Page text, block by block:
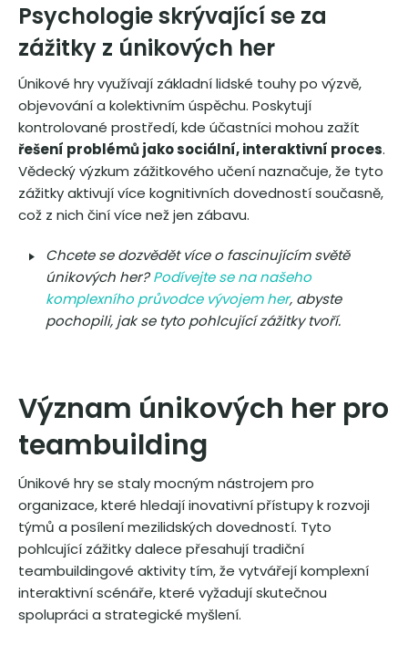
Psychologie skrývající se za
zážitky z únikových her
Únikové hry využívají základní lidské touhy po výzvě,
objevování a kolektivním úspěchu. Poskytují
kontrolované prostředí, kde účastníci mohou zažít
řešení problémů jako sociální, interaktivní proces.
Vědecký výzkum zážitkového učení naznačuje, že tyto
zážitky aktivují více kognitivních dovedností současně,
což z nich činí více než jen zábavu.
Chcete se dozvědět více o fascinujícím světě
únikových her?Podívejte se na našeho
komplexního průvodce vývojem her, abyste
pochopili, jak se tyto pohlcující zážitky tvoří.
Význam únikových her pro
teambuilding
Únikové hry se staly mocným nástrojem pro
organizace, které hledají inovativní přístupy k rozvoji
týmů a posílení mezilidských dovedností. Tyto
pohlcující zážitky dalece přesahují tradiční
teambuildingové aktivity tím, že vytvářejí komplexní
interaktivní scénáře, které vyžadují skutečnou
spolupráci a strategické myšlení.